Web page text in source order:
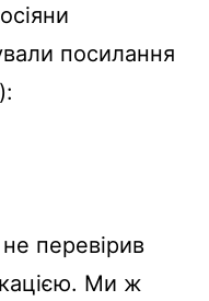
посилання
перевірив
Ми ж